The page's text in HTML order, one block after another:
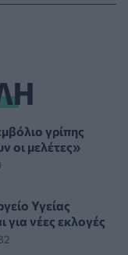
του Spider-Man
το ΥΠΑΑΤ
γρίπης
οι μελέτες»
Υγείας
για νέες εκλογές